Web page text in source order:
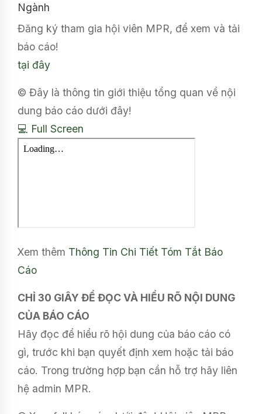
Ngành
Đăng ký tham gia hội viên MPR, để xem và tải
báo cáo!
tại đây
© Đây là thông tin giới thiệu tổng quan về nội
dung báo cáo dưới đây!
💻 Full Screen
Xem thêm Thông Tin Chi Tiết Tóm Tắt Báo
Cáo
CHỈ 30 GIÂY ĐỂ ĐỌC VÀ HIỂU RÕ NỘI DUNG
CỦA BÁO CÁO
Hãy đọc để hiểu rõ hội dung của báo cáo có
gì, trước khi bạn quyết định xem hoặc tải báo
cáo. Trong trường hợp bạn cần hỗ trợ hãy liên
hệ admin MPR.